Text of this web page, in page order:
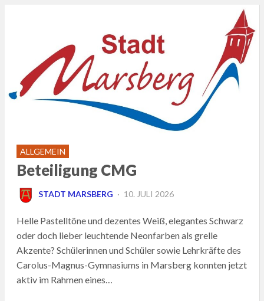
ALLGEMEIN
Beteiligung CMG
STADT MARSBERG
POSTED
10. JULI 2026
Helle Pastelltöne und dezentes Weiß, elegantes Schwarz
oder doch lieber leuchtende Neonfarben als grelle
Akzente? Schülerinnen und Schüler sowie Lehrkräfte des
Carolus-Magnus-Gymnasiums in Marsberg konnten jetzt
aktiv im Rahmen eines…